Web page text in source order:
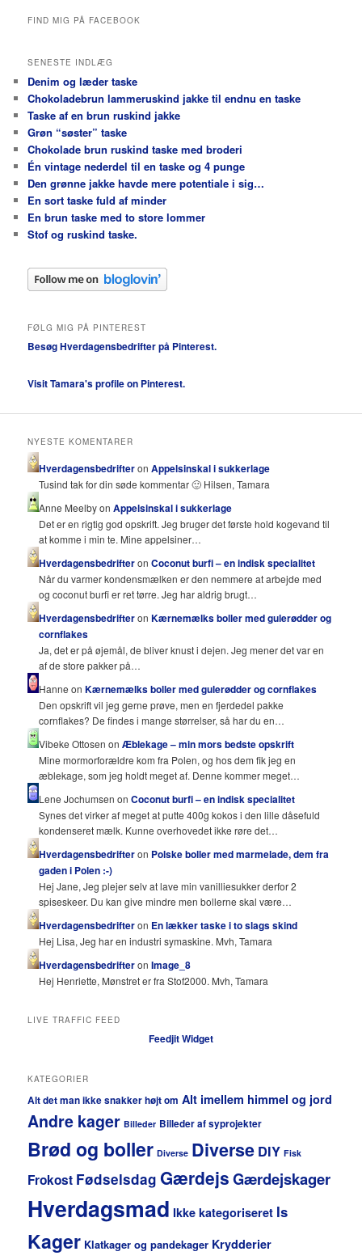
FIND MIG PÅ FACEBOOK
SENESTE INDLÆG
Denim og læder taske
Chokoladebrun lammeruskind jakke til endnu en taske
Taske af en brun ruskind jakke
Grøn “søster” taske
Chokolade brun ruskind taske med broderi
Én vintage nederdel til en taske og 4 punge
Den grønne jakke havde mere potentiale i sig…
En sort taske fuld af minder
En brun taske med to store lommer
Stof og ruskind taske.
FØLG MIG PÅ PINTEREST
Besøg Hverdagensbedrifter på Pinterest.
Visit Tamara's profile on Pinterest.
NYESTE KOMENTARER
HverdagensbedrifteronAppelsinskal i sukkerlage
Tusind tak for din søde kommentar 🙂 Hilsen, Tamara
Anne Meelby onAppelsinskal i sukkerlage
Det er en rigtig god opskrift. Jeg bruger det første hold kogevand til
at komme i min te. Mine appelsiner…
HverdagensbedrifteronCoconut burfi – en indisk specialitet
Når du varmer kondensmælken er den nemmere at arbejde med
og coconut burfi er ret tørre. Jeg har aldrig brugt…
HverdagensbedrifteronKærnemælks boller med gulerødder og
cornflakes
Ja, det er på øjemål, de bliver knust i dejen. Jeg mener det var en
af de store pakker på…
Hanne onKærnemælks boller med gulerødder og cornflakes
Den opskrift vil jeg gerne prøve, men en fjerdedel pakke
cornflakes? De findes i mange størrelser, så har du en…
Vibeke Ottosen onÆblekage – min mors bedste opskrift
Mine mormorforældre kom fra Polen, og hos dem fik jeg en
æblekage, som jeg holdt meget af. Denne kommer meget…
Lene Jochumsen onCoconut burfi – en indisk specialitet
Synes det virker af meget at putte 400g kokos i den lille dåsefuld
kondenseret mælk. Kunne overhovedet ikke røre det…
Hverdagensbedrifteron Polske boller med marmelade, dem fra
gaden i Polen :-)
Hej Jane, Jeg plejer selv at lave min vanilliesukker derfor 2
spiseskeer. Du kan give mindre men bollerne skal være…
Hverdagensbedrifteron En lækker taske i to slags skind
Hej Lisa, Jeg har en industri symaskine. Mvh, Tamara
HverdagensbedrifteronImage_8
Hej Henriette, Mønstret er fra Stof2000. Mvh, Tamara
LIVE TRAFFIC FEED
Feedjit Widget
KATEGORIER
Alt det man ikke snakker højt om Alt imellem himmel og jord
Andre kager Billeder Billeder af syprojekter
Brød og boller Diverse Diverse DIY Fisk
Frokost Fødselsdag GærdejsGærdejskager
Hverdagsmad Ikke kategoriseret Is
Kager Klatkager og pandekager Krydderier